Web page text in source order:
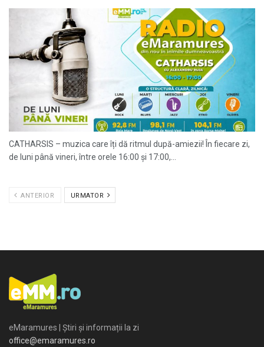
CATHARSIS – muzica care îți dă ritmul după-amiezii! În fiecare zi,
de luni până vineri, între orele 16:00 și 17:00,...
ANTERIOR URMATOR
eMaramures | Știri și informații la zi
office@emaramures.ro